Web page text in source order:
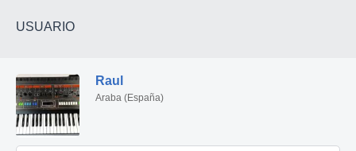
USUARIO
Raul
Araba (España)